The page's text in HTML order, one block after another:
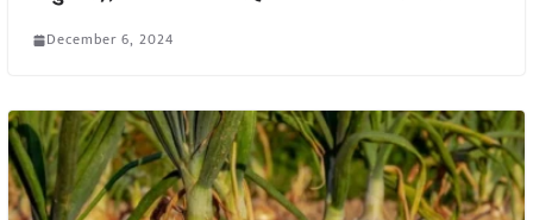
December 6, 2024